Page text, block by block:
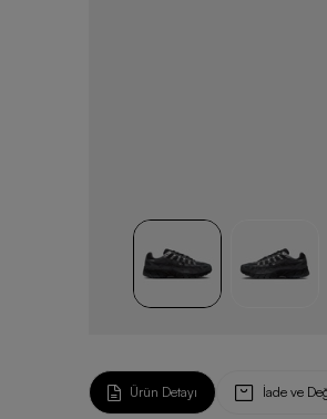
Ürün Detayı İade ve